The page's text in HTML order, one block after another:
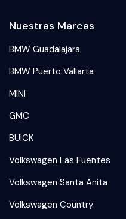
Nuestras Marcas
BMW Guadalajara
BMW Puerto Vallarta
MINI
GMC
BUICK
Volkswagen Las Fuentes
Volkswagen Santa Anita
Volkswagen Country